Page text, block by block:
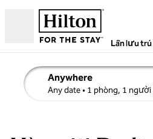
Lần lưu trú
Anywhere
Any date• 1 phòng, 1
sửa chi tiết tìm kiếm , Bất kỳ